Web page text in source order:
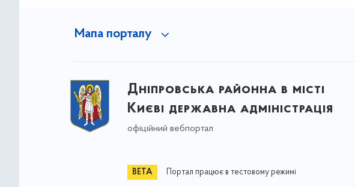
Мапа порталу
Дніпровська районна в місті
Києві державна адміністрація
офіційний вебпортал
Портал працює в тестовому режимі